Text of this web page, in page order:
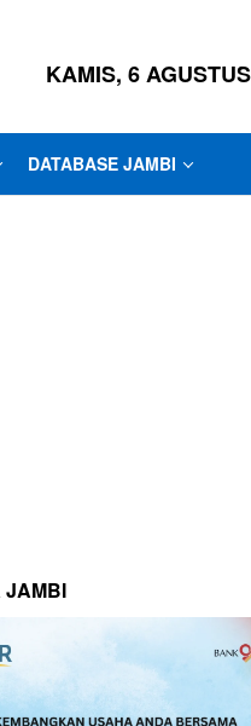
KAMIS, 6
DATABASE JAMBI